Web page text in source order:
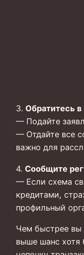
3. Обратитесь
— Подайте
— Отдайте все
важно для
4. Сообщите
— Если схема
кредитами,
профильный
Чем быстрее вы
выше шанс хотя